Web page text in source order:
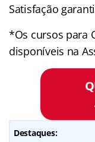
Satisfação
*Os cursos para
disponíveis na
Destaques: